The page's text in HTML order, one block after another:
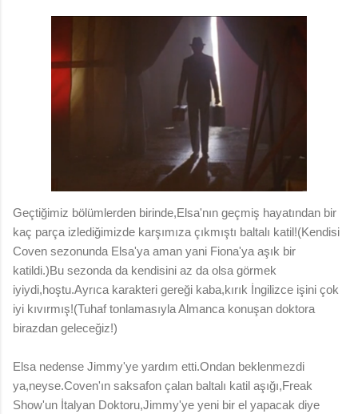
Geçtiğimiz bölümlerden birinde,Elsa'nın geçmiş hayatından bir
kaç parça izlediğimizde karşımıza çıkmıştı baltalı katil!(Kendisi
Coven sezonunda Elsa'ya aman yani Fiona'ya aşık bir
katildi.)Bu sezonda da kendisini az da olsa görmek
iyiydi,hoştu.Ayrıca karakteri gereği kaba,kırık İngilizce işini çok
iyi kıvırmış!(Tuhaf tonlamasıyla Almanca konuşan doktora
birazdan geleceğiz!)
Elsa nedense Jimmy'ye yardım etti.Ondan beklenmezdi
ya,neyse.Coven'ın saksafon çalan baltalı katil aşığı,Freak
Show'un İtalyan Doktoru,Jimmy'ye yeni bir el yapacak diye